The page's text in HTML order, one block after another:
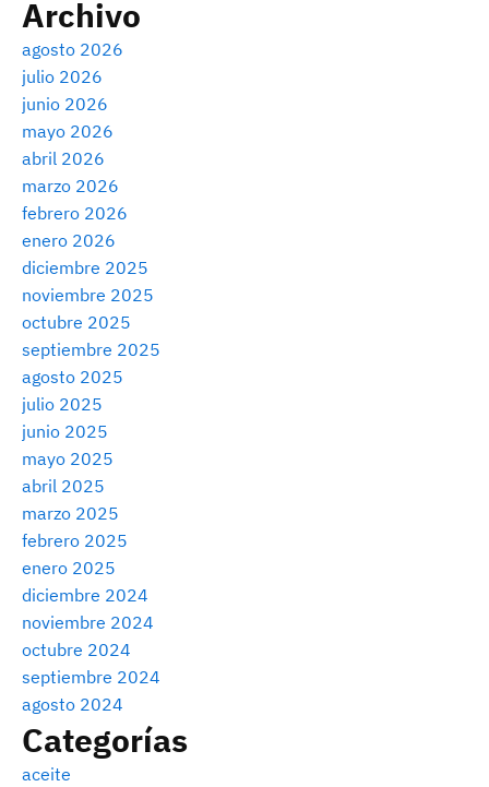
Archivo
agosto 2026
julio 2026
junio 2026
mayo 2026
abril 2026
marzo 2026
febrero 2026
enero 2026
diciembre 2025
noviembre 2025
octubre 2025
septiembre 2025
agosto 2025
julio 2025
junio 2025
mayo 2025
abril 2025
marzo 2025
febrero 2025
enero 2025
diciembre 2024
noviembre 2024
octubre 2024
septiembre 2024
agosto 2024
Categorías
aceite